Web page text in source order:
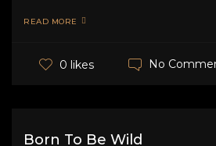
READ MORE
0 likes No
Born To Be Wild